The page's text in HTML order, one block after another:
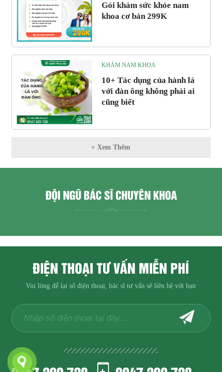
Gói khám sức khỏe nam
khoa cơ bản 299K
KHÁM NAM KHOA
10+ Tác dụng của hành lá
với đàn ông không phải ai
cũng biết
+ Xem Thêm
ĐỘI NGŨ BÁC SĨ CHUYÊN KHOA
ĐIỆN THOẠI TƯ VẤN MIỄN PHÍ
Vui lòng để lại số điện thoại, bác sĩ tư vấn sẽ liên hệ với bạn